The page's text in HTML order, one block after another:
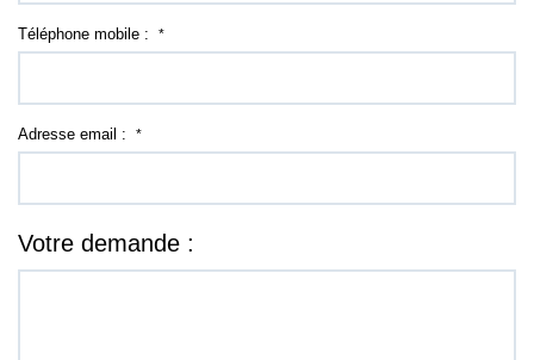
Téléphone mobile : *
Adresse email : *
Votre demande :